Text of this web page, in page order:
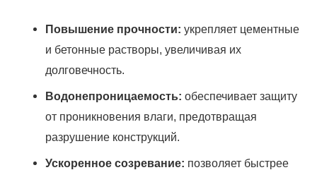
Повышение прочности: укрепляет цементные
и бетонные растворы, увеличивая их
долговечность.
Водонепроницаемость: обеспечивает защиту
от проникновения влаги, предотвращая
разрушение конструкций.
Ускоренное созревание: позволяет быстрее